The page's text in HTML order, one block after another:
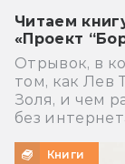
Читаем
«Проект
Отрывок, в
том, как Лев
Золя, и чем
без
Книги